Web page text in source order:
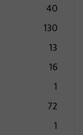
40
130
13
16
1
72
1